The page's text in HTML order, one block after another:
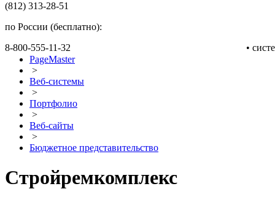
(812) 313-28-51
по России (бесплатно):
8-800-555-11-32
•
PageMaster
>
Веб-системы
>
Портфолио
>
Веб-сайты
>
Бюджетное представительство
Стройремкомплекс